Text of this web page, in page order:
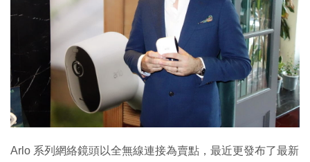
Enterprise Digital Transformation
Arlo 系列網絡鏡頭以全無線連接為賣點，最近更發布了最新